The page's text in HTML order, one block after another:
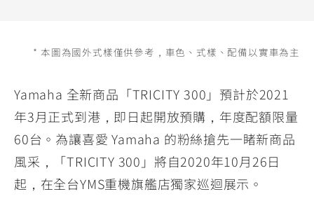
150
AMT
MT-
03
251~549
MT-
15
150
150
2.0
RS NEO
125
* 本圖為國外式樣僅供參考，車色、式樣、配備以實車為主
Yamaha 全新商品「TRICITY 300」預計於2021
年3月正式到港，即日起開放預購，年度配額限量
60台。為讓喜愛 Yamaha 的粉絲搶先一睹新商品
風采，「TRICITY 300」將自2020年10月26日
起，在全台YMS重機旗艦店獨家巡迴展示。